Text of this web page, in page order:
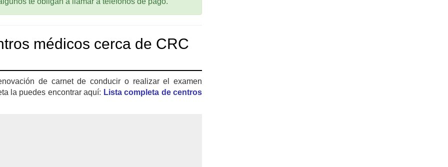
médicos cerca de CRC
de carnet de conducir o realizar el examen
la puedes encontrar aquí: Lista completa de centros